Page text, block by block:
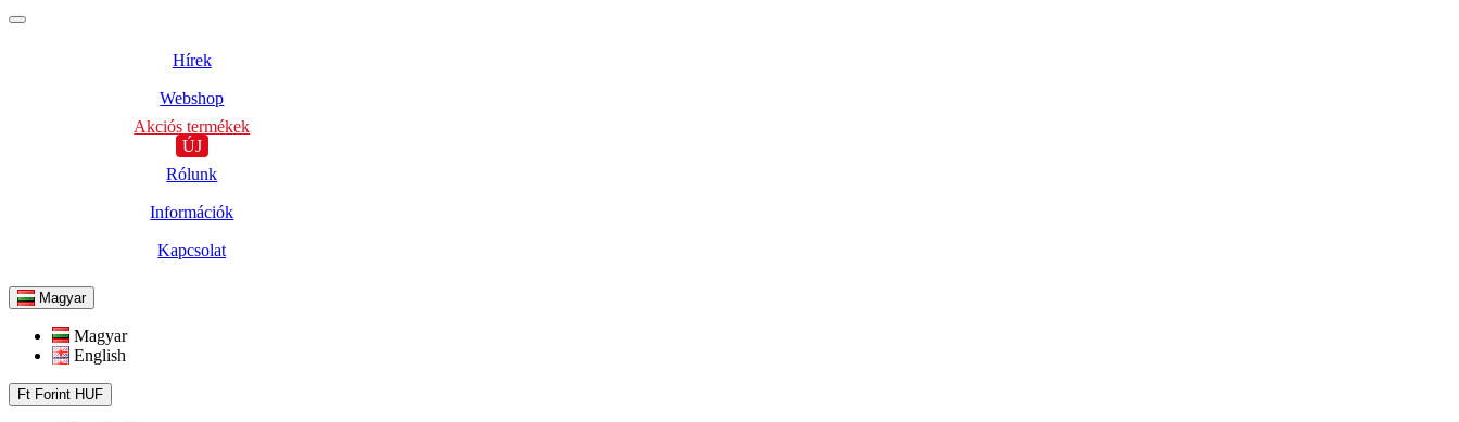
Hírek
Webshop
Akciós termékek
ÚJ
Rólunk
Információk
Kapcsolat
Magyar
Magyar
English
Ft Forint HUF